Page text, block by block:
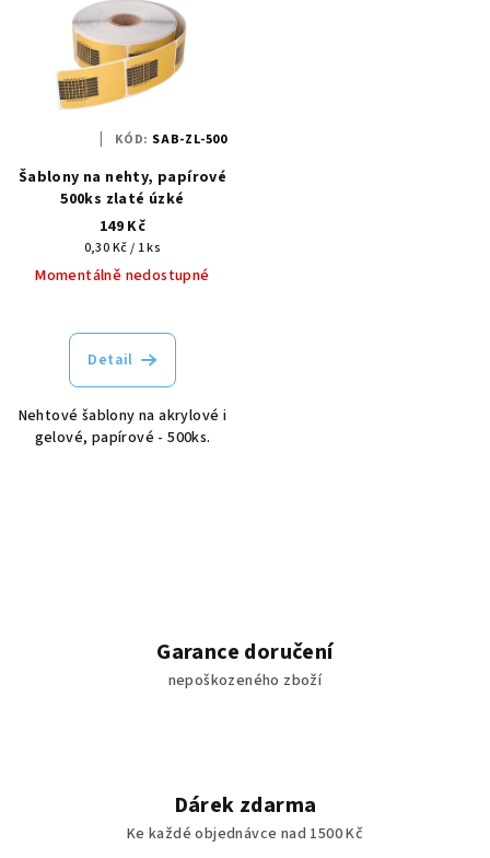
Šablony na nehty, papírové
500ks zlaté úzké
149 Kč
Měrná
cena:
0,30 Kč / 1 ks
Momentálně nedostupné
Detail
Nehtové šablony na akrylové i
gelové, papírové - 500ks.
KÓD: SAB-ZL-500
Garance doručení
nepoškozeného zboží
Dárek zdarma
Ke každé objednávce nad 1500 Kč